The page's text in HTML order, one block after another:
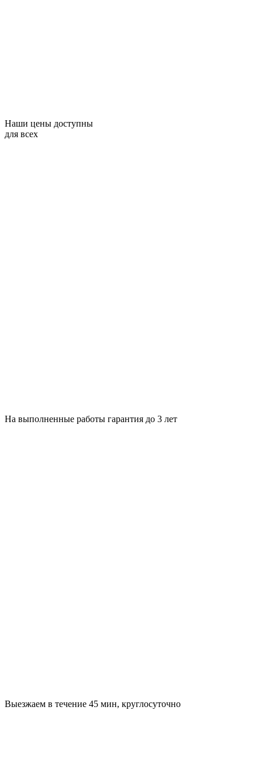
Наши цены доступны
для всех
На выполненные работы гарантия до 3 лет
Выезжаем в течение 45 мин, круглосуточно